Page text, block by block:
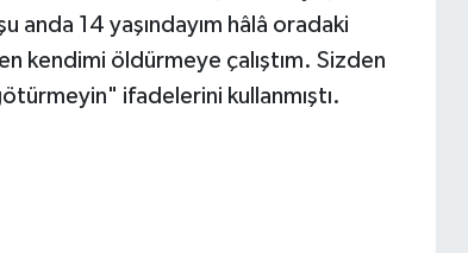
anda 14 yaşındayım hâlâ oradaki
kendimi öldürmeye çalıştım. Sizden
ifadelerini kullanmıştı.